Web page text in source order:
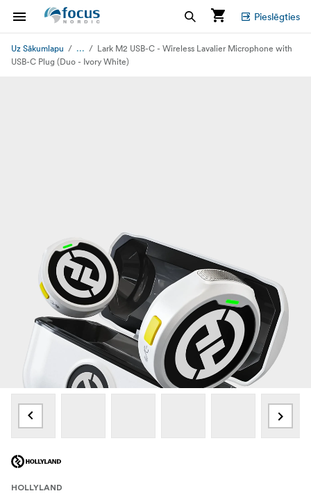
Pieslēgties
Uz Sākumlapu ...
Lark M2 USB-C - Wireless Lavalier Microphone with
USB-C Plug (Duo - Ivory White)
HOLLYLAND